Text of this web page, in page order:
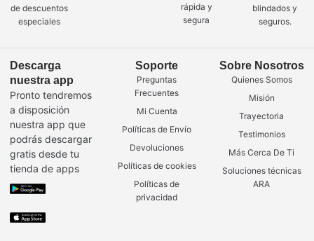
de descuentos
especiales
rápida y
segura
blindados y
seguros.
Descarga
nuestra app
Pronto tendremos
a disposición
nuestra app que
podrás descargar
gratis desde tu
tienda de apps
Soporte
Preguntas
Frecuentes
Mi Cuenta
Políticas de Envío
Devoluciones
Políticas de cookies
Políticas de
privacidad
Sobre Nosotros
Quienes Somos
Misión
Trayectoria
Testimonios
Más Cerca De Ti
Soluciones técnicas
ARA